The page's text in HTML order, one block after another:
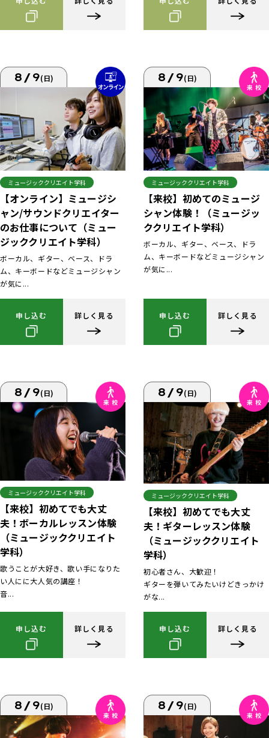
8/9(日)
ミュージッククリエイト学科
【オンライン】ミュージシ
ャン/サウンドクリエイター
のお仕事について（ミュー
ジッククリエイト学科）
ボーカル、ギター、ベース、ドラ
ム、キーボードなどミュージシャン
が気に...
申し込む 詳しく見る
8/9(日)
ミュージッククリエイト学科
【来校】初めてのミュージ
シャン体験！（ミュージッ
ククリエイト学科）
ボーカル、ギター、ベース、ドラ
ム、キーボードなどミュージシャン
が気に...
申し込む 詳しく見る
8/9(日)
ミュージッククリエイト学科
【来校】初めてでも大丈
夫！ボーカルレッスン体験
（ミュージッククリエイト
学科）
歌うことが大好き、歌い手になりた
い人にに大人気の講座！
音...
申し込む 詳しく見る
8/9(日)
ミュージッククリエイト学科
【来校】初めてでも大丈
夫！ギターレッスン体験
（ミュージッククリエイト
学科）
初心者さん、大歓迎！
ギターを弾いてみたいけどきっかけ
がな...
申し込む 詳しく見る
8/9(日) 8/9(日)